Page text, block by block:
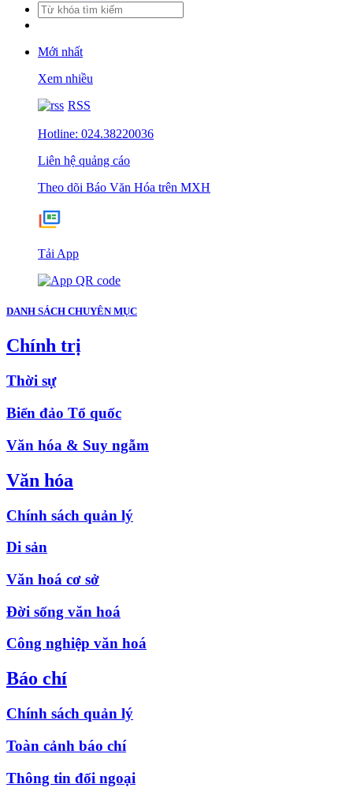
Mới nhất
Xem nhiều
RSS
Hotline: 024.38220036
Liên hệ quảng cáo
Theo dõi Báo Văn Hóa trên MXH
Tải App
DANH SÁCH CHUYÊN MỤC
Chính trị
Thời sự
Biển đảo Tổ quốc
Văn hóa & Suy ngẫm
Văn hóa
Chính sách quản lý
Di sản
Văn hoá cơ sở
Đời sống văn hoá
Công nghiệp văn hoá
Báo chí
Chính sách quản lý
Toàn cảnh báo chí
Thông tin đối ngoại